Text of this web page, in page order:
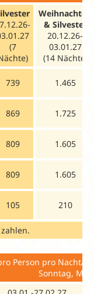
(7
Weihnachten
& Silvester
20.12.26-
03.01.27
(14 Nächte)
739 1.465
869 1.725
809 1.605
809 1.605
105 210
€ pro
Sonntag,